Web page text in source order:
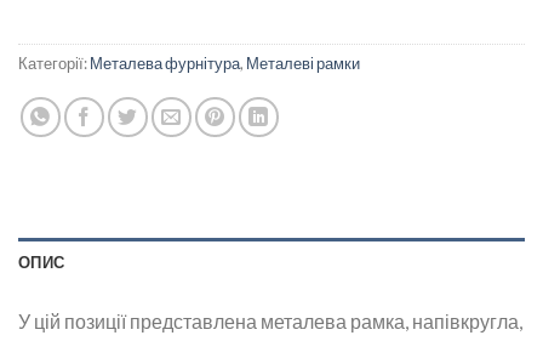
Категорії:Металева фурнітура, Металеві рамки
ОПИС
У цій позиції представлена металева рамка, напівкругла,